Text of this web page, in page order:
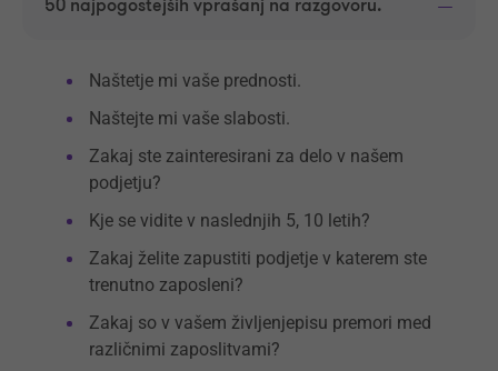
50 najpogostejših vprašanj na razgovoru.
Naštetje mi vaše prednosti.
Naštejte mi vaše slabosti.
Zakaj ste zainteresirani za delo v našem
podjetju?
Kje se vidite v naslednjih 5, 10 letih?
Zakaj želite zapustiti podjetje v katerem ste
trenutno zaposleni?
Zakaj so v vašem življenjepisu premori med
različnimi zaposlitvami?